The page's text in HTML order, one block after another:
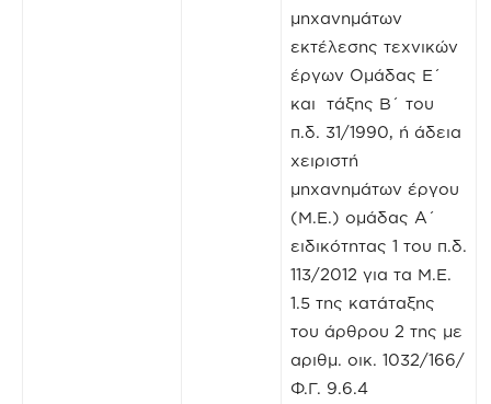
μηχανημάτων
εκτέλεσης τεχνικών
έργων Ομάδας Ε΄
και τάξης Β΄ του
π.δ. 31/1990, ή άδεια
χειριστή
μηχανημάτων έργου
(Μ.Ε.) ομάδας Α΄
ειδικότητας 1 του π.δ.
113/2012 για τα Μ.Ε.
1.5 της κατάταξης
του άρθρου 2 της με
αριθμ. οικ. 1032/166/
Φ.Γ. 9.6.4